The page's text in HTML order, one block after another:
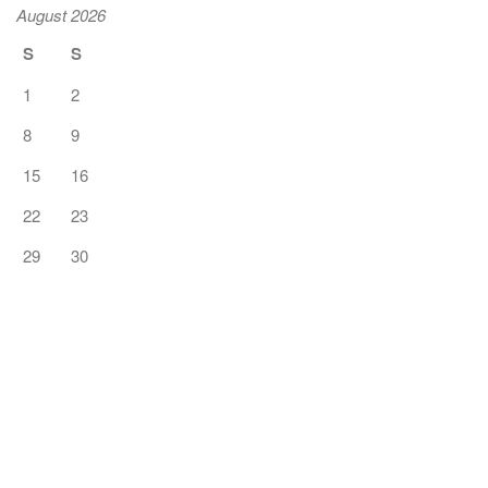
August 2026
S S
1
2
8
9
15
16
22
23
29
30